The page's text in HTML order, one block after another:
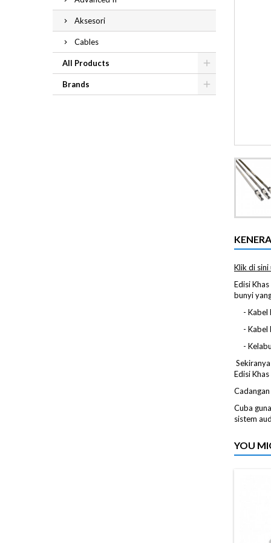
Aksesori
Cables
All Products
Brands
Klik di
Edisi
bunyi
- Kabel
- Kabel
- Kelabu
Edisi
Cuba
sistem
YOU